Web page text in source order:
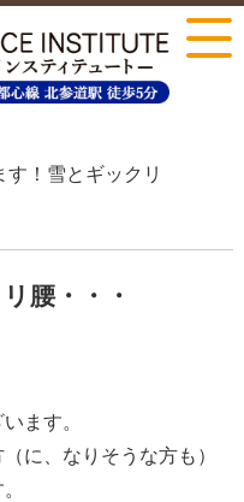
！雪とギックリ
腰・・・
ます。
に、なりそうな方も）